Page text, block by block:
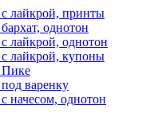
лайкрой, принты
однотон
лайкрой, однотон
лайкрой, купоны
Пике
варенку
начесом, однотон